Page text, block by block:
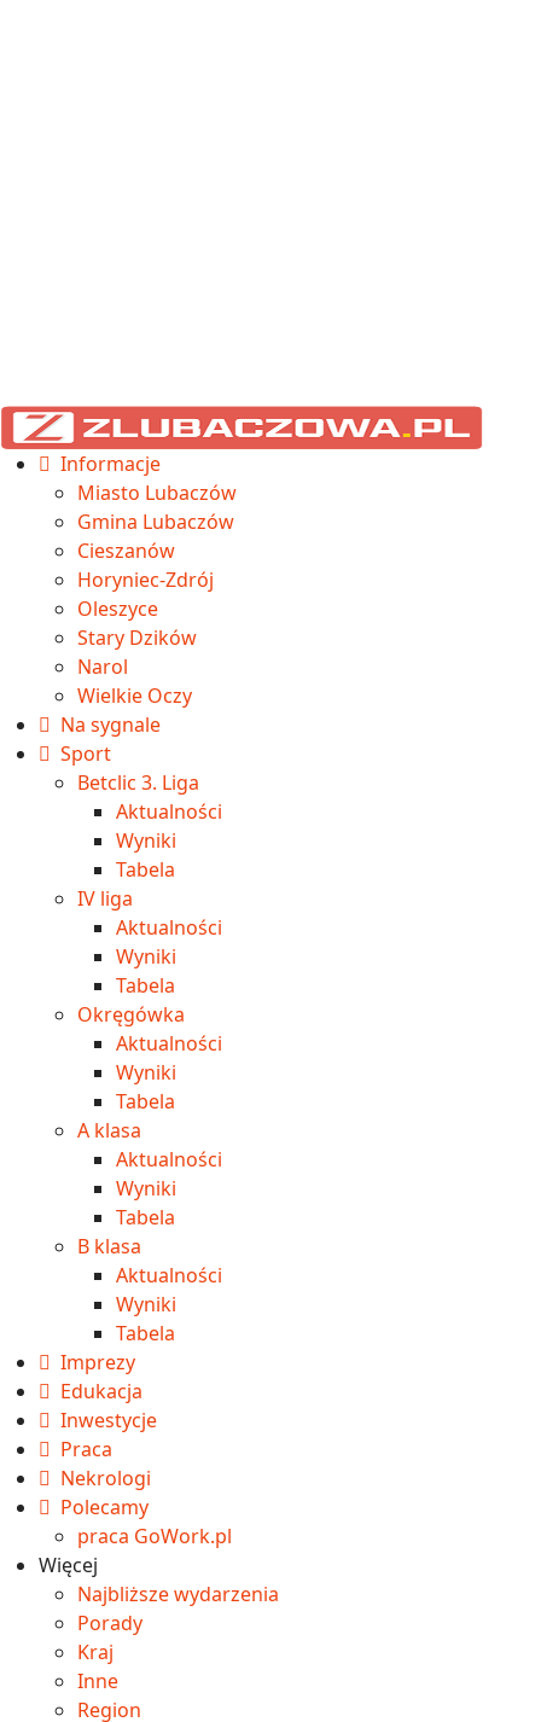
Informacje
Miasto Lubaczów
Gmina Lubaczów
Cieszanów
Horyniec-Zdrój
Oleszyce
Stary Dzików
Narol
Wielkie Oczy
Na sygnale
Sport
Betclic 3. Liga
Aktualności
Wyniki
Tabela
IV liga
Aktualności
Wyniki
Tabela
Okręgówka
Aktualności
Wyniki
Tabela
A klasa
Aktualności
Wyniki
Tabela
B klasa
Aktualności
Wyniki
Tabela
Imprezy
Edukacja
Inwestycje
Praca
Nekrologi
Polecamy
praca GoWork.pl
Więcej
Najbliższe wydarzenia
Porady
Kraj
Inne
Region